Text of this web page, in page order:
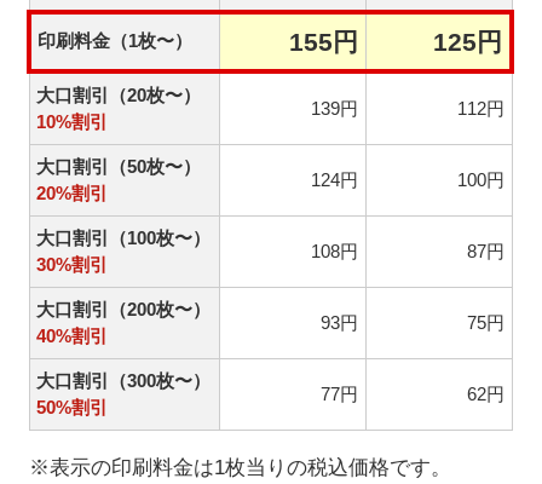
印刷料金（1枚〜） 155円 125円
大口割引（20枚〜）
10%割引
139円 112円
大口割引（50枚〜）
20%割引
124円 100円
大口割引（100枚〜）
30%割引
108円 87円
大口割引（200枚〜）
40%割引
93円 75円
大口割引（300枚〜）
50%割引
77円 62円
※表示の印刷料金は1枚当りの税込価格です。